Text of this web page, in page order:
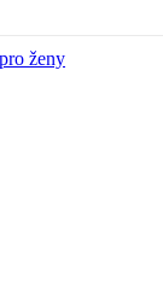
ženy